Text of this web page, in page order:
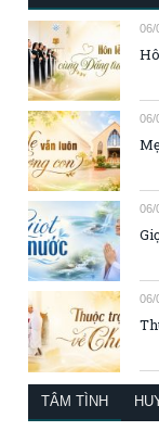
06/
06/
06/
06/
TÂM TÌNH